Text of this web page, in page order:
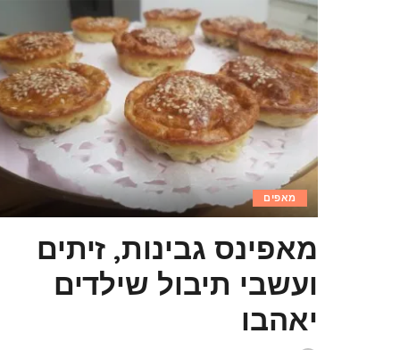
מאפים
מאפינס גבינות, זיתים
ועשבי תיבול שילדים
יאהבו